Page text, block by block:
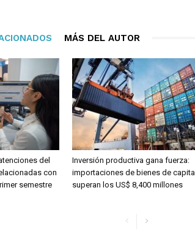
MÁS DEL AUTOR
del
con
semestre
Inversión productiva gana fuerza:
importaciones de bienes de capital
superan los US$ 8,400 millones